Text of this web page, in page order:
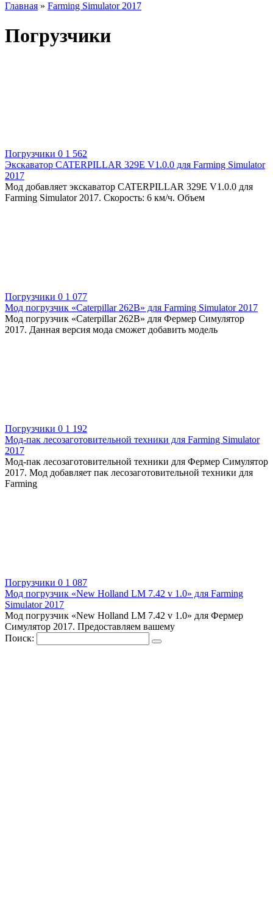
Главная » Farming Simulator 2017
Погрузчики
Погрузчики 0 1 562
Экскаватор CATERPILLAR 329E V1.0.0 для Farming Simulator
2017
Мод добавляет экскаватор CATERPILLAR 329E V1.0.0 для
Farming Simulator 2017. Скорость: 6 км/ч. Объем
Погрузчики 0 1 077
Мод погрузчик «Caterpillar 262B» для Farming Simulator 2017
Мод погрузчик «Caterpillar 262B» для Фермер Симулятор
2017. Данная версия мода сможет добавить модель
Погрузчики 0 1 192
Мод-пак лесозаготовительной техники для Farming Simulator
2017
Мод-пак лесозаготовительной техники для Фермер Симулятор
2017. Мод добавляет пак лесозаготовительной техники для
Farming
Погрузчики 0 1 087
Мод погрузчик «New Holland LM 7.42 v 1.0» для Farming
Simulator 2017
Мод погрузчик «New Holland LM 7.42 v 1.0» для Фермер
Симулятор 2017. Предоставляем вашему
Поиск: